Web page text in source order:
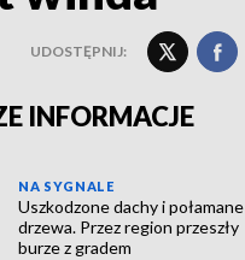
UDOSTĘPNIJ:
INFORMACJE
NA SYGNALE
Uszkodzone dachy i połamane
drzewa. Przez region przeszły
burze z gradem